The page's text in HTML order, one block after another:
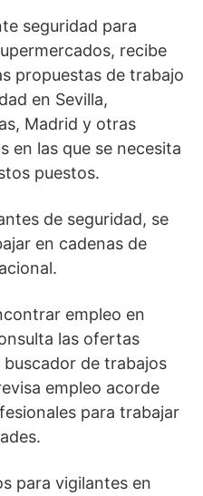
seguridad para
recibe
propuestas de trabajo
en Sevilla,
Madrid y otras
en las que se necesita
puestos.
de seguridad, se
en cadenas de
empleo en
las ofertas
de trabajos
empleo acorde
para trabajar
para vigilantes en